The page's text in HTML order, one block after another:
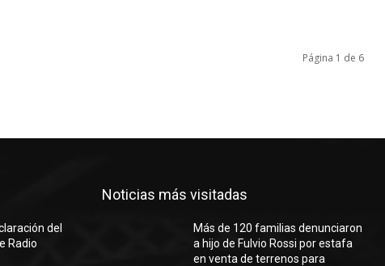
Página 1 de 6
del
Radio
Noticias más visitadas
Más de 120 familias denunciaron
a hijo de Fulvio Rossi por estafa
en venta de terrenos para